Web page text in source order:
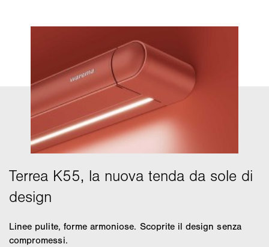
Linee pulite, forme armoniose. Scoprite il design senza
compromessi.